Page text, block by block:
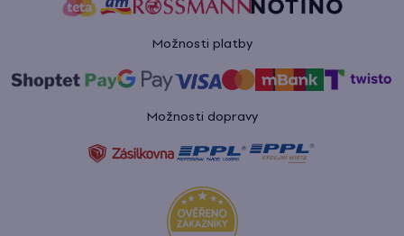
Možnosti platby
Možnosti dopravy